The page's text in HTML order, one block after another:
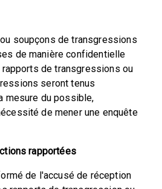
soupçons de transgressions
de manière confidentielle
de transgressions ou
seront tenus
mesure du possible,
de mener une enquête
rapportées
de l'accusé de réception